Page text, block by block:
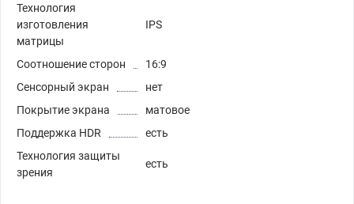
Технология
изготовления
матрицы
IPS
Соотношение сторон
16:9
Сенсорный экран
нет
Покрытие экрана
матовое
Поддержка HDR
есть
Технология защиты
зрения
есть